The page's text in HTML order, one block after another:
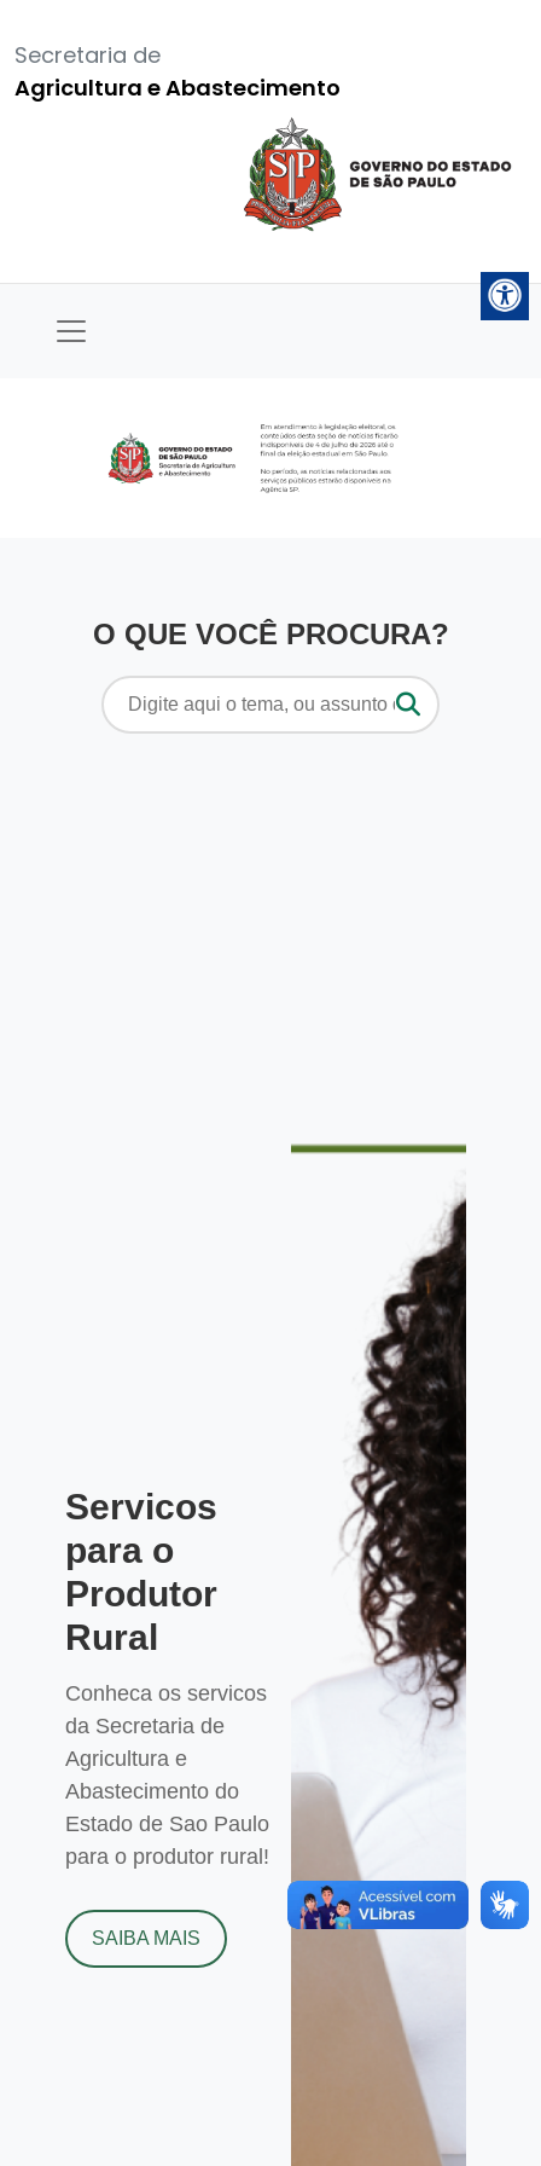
Secretaria de
Agricultura e Abastecimento
O QUE VOCÊ PROCURA?
Pesquisar
por:
Servicos
para o
Produtor
Rural
Conheca os servicos
da Secretaria de
Agricultura e
Abastecimento do
Estado de Sao Paulo
para o produtor rural!
SAIBA MAIS